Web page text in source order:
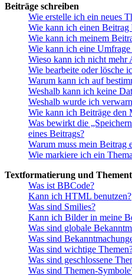
Beiträge schreiben
Wie erstelle ich ein neues
Wie kann ich einen Beitrag
Wie kann ich meinem
Wie kann ich eine Umfrage
Wieso kann ich nicht mehr
Wie bearbeite oder lösche
Warum kann ich auf
Weshalb kann ich keine
Weshalb wurde ich
Wie kann ich Beiträge den
Was bewirkt die
eines Beitrags?
Warum muss mein Beitrag
Wie markiere ich ein
Textformatierung und
Was ist BBCode?
Kann ich HTML benutzen?
Was sind Smilies?
Kann ich Bilder in meine
Was sind globale
Was sind
Was sind wichtige
Was sind geschlossene
Was sind Themen-